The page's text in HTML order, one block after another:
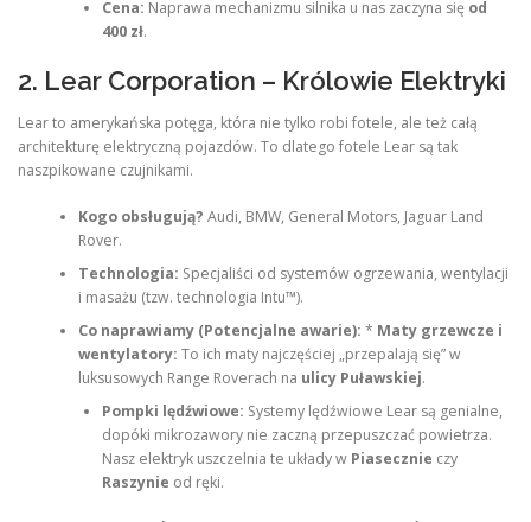
Cena: Naprawa mechanizmu silnika u nas zaczyna się od
400 zł.
2. Lear Corporation – Królowie Elektryki
Lear to amerykańska potęga, która nie tylko robi fotele, ale też całą
architekturę elektryczną pojazdów. To dlatego fotele Lear są tak
naszpikowane czujnikami.
Kogo obsługują? Audi, BMW, General Motors, Jaguar Land
Rover.
Technologia: Specjaliści od systemów ogrzewania, wentylacji
i masażu (tzw. technologia Intu™).
Co naprawiamy (Potencjalne awarie): * Maty grzewcze i
wentylatory: To ich maty najczęściej „przepalają się” w
luksusowych Range Roverach na ulicy Puławskiej.
Pompki lędźwiowe: Systemy lędźwiowe Lear są genialne,
dopóki mikrozawory nie zaczną przepuszczać powietrza.
Nasz elektryk uszczelnia te układy w Piasecznie czy
Raszynie od ręki.